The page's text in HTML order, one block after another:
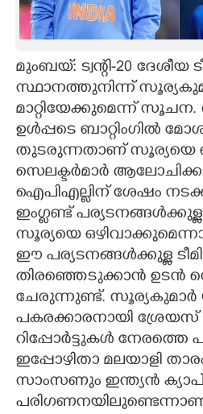
ASTRO
CARTOONS
LITERATURE
ZOOM
CONTACT US
മുംബയ്: ട്വന്റി-20 ദേശീയ
സ്ഥാനത്തുനിന്ന്
മാറ്റിയേക്കുമെന്ന്
ഉൾപ്പടെ ബാറ്റിംഗിൽ
തുടരുന്നതാണ് സൂര്യയെ
സെലക്ടർമാർ
ഐപിഎല്ലിന് ശേഷം
ഇംഗ്ളണ്ട് പര്യടനങ്ങൾക്കുള്ള
സൂര്യയെ
ഈ പര്യടനങ്ങൾക്കുള്ള
തിരഞ്ഞെടുക്കാൻ ഉടൻ
ചേരുന്നുണ്ട്. സൂര്യകുമാർ
പകരക്കാരനായി
റിപ്പോർട്ടുകൾ
ഇപ്പോഴിതാ മലയാളി
സാംസണും ഇന്ത്യൻ
പരിഗണനയിലുണ്ടെന്നാണ്